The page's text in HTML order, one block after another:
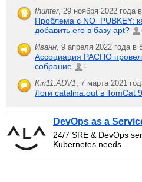
fhunter, 29 ноября 2022 года
Проблема с NO_PUBKEY:
добавить его в базу apt?
Иванн 9 апреля 2022 года в
Ассоциация РАСПО
собрание
1
Kiri11.ADV1 7 марта 2021
Логи catalina.out в TomCat
DevOps as a
24/7 SRE & DevOps
Kubernetes needs.